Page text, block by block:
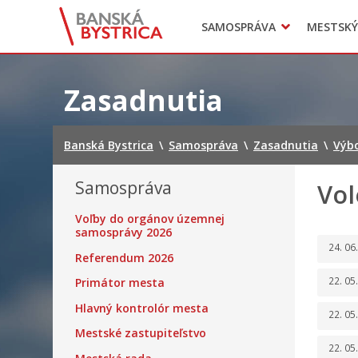
SAMOSPRÁVA
Oznamy
Mladí BB
Head of Municipal office
Zasadnutia
Banská Bystrica \ Samospráva \ Zasadnutia \
Samospráva
Voľby do orgánov územnej
samosprávy 2026
Referendum 2026
Primátor mesta
Hlavný kontrolór mesta
Mestské zastupiteľstvo
24.
22.
22.
22.